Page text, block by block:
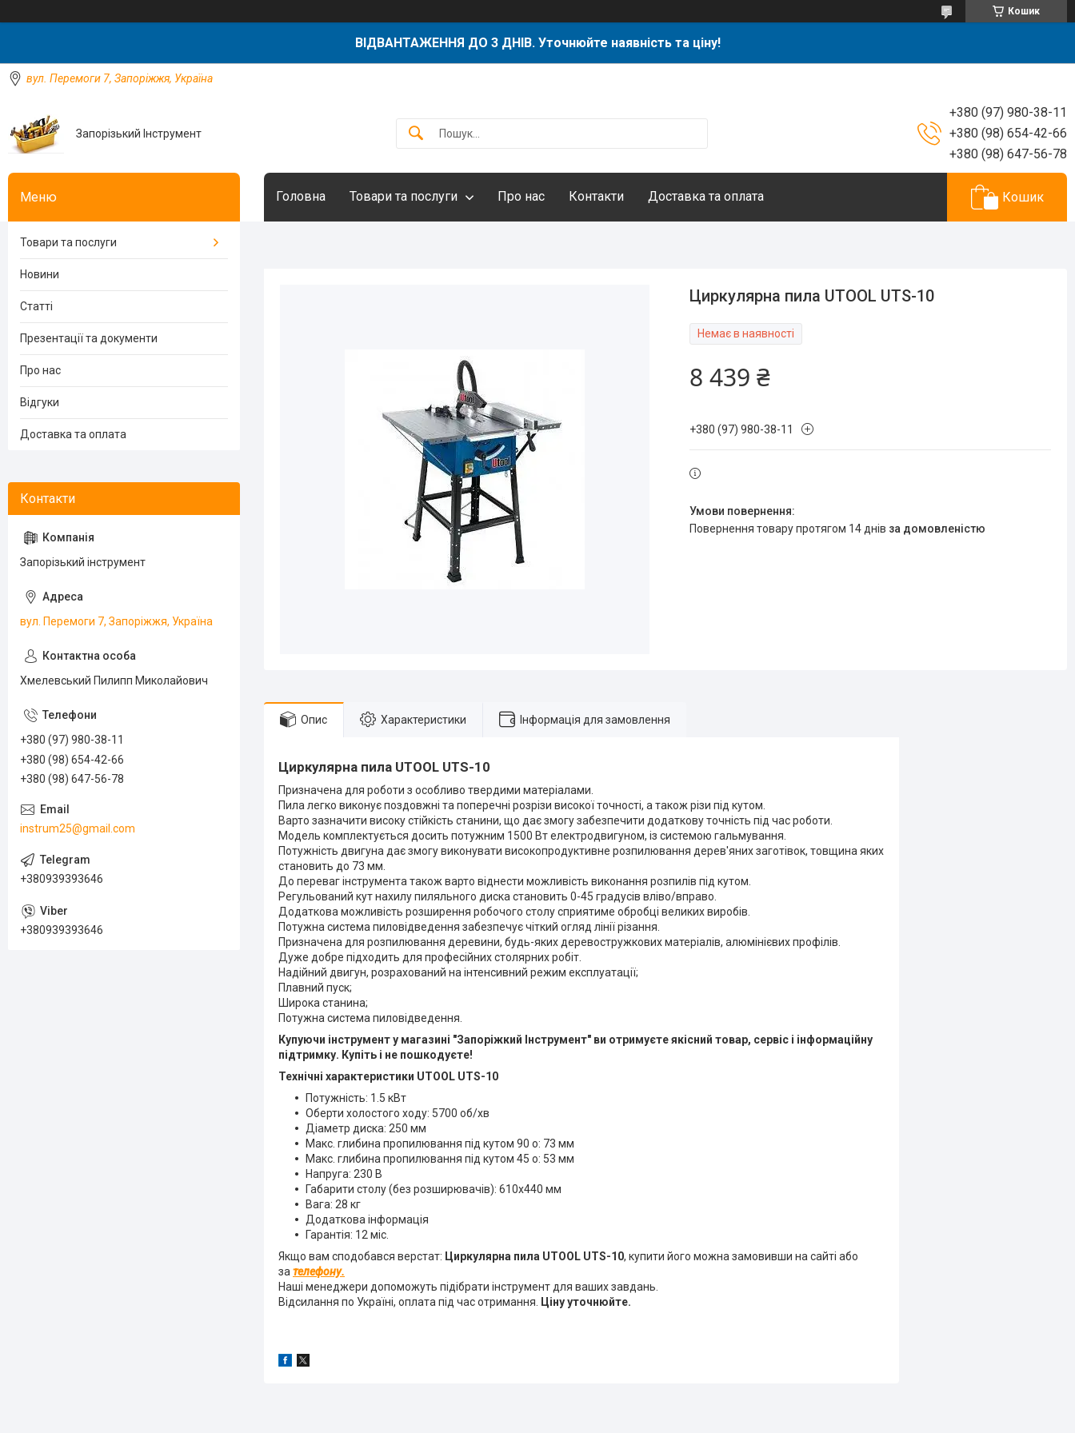
Кошик
ВІДВАНТАЖЕННЯ ДО 3 ДНІВ. Уточнюйте наявність та ціну!
вул. Перемоги 7, Запоріжжя, Україна
Запорізький Інструмент
+380 (97) 980-38-11
+380 (98) 654-42-66
+380 (98) 647-56-78
Головна Товари та послуги Про нас Контакти Доставка та оплата Кошик
Циркулярна пила UTOOL UTS-10
Немає в наявності
8 439 ₴
+380 (97) 980-38-11
повернення товару протягом 14 днів за домовленістю
Опис Характеристики Інформація для замовлення
Циркулярна пила UTOOL UTS-10
Призначена для роботи з особливо твердими матеріалами.
Пила легко виконує поздовжні та поперечні розрізи високої точності, а також різи під кутом.
Варто зазначити високу стійкість станини, що дає змогу забезпечити додаткову точність під час роботи.
Модель комплектується досить потужним 1500 Вт електродвигуном, із системою гальмування.
Потужність двигуна дає змогу виконувати високопродуктивне розпилювання дерев'яних заготівок, товщина яких
становить до 73 мм.
До переваг інструмента також варто віднести можливість виконання розпилів під кутом.
Регульований кут нахилу пиляльного диска становить 0-45 градусів вліво/вправо.
Додаткова можливість розширення робочого столу сприятиме обробці великих виробів.
Потужна система пиловідведення забезпечує чіткий огляд лінії різання.
Призначена для розпилювання деревини, будь-яких деревостружкових матеріалів, алюмінієвих профілів.
Дуже добре підходить для професійних столярних робіт.
Надійний двигун, розрахований на інтенсивний режим експлуатації;
Плавний пуск;
Широка станина;
Потужна система пиловідведення.
Купуючи інструменту магазині "Запоріжкий Інструмент" ви отримуєте якісний товар, сервіс і інформаційну
підтримку. Купіть і не пошкодуєте!
Технічні характеристики UTOOL UTS-10
Потужність: 1.5 кВт
Оберти холостого ходу: 5700 об/хв
Діаметр диска: 250 мм
Макс. глибина пропилювання під кутом 90 o: 73 мм
Макс. глибина пропилювання під кутом 45 o: 53 мм
Напруга: 230 В
Габарити столу (без розширювачів): 610x440 мм
Вага: 28 кг
Додаткова інформація
Гарантія: 12 міс.
Якщо вам сподобався верстат: Циркулярна пила UTOOL UTS-10, купити його можна замовивши на сайті або
за телефону.
Наші менеджери допоможуть підібрати інструмент для ваших завдань.
Відсилання по Україні, оплата під час отримання.
Ціну уточнюйте.
Товари та послуги
Новини
Статті
Презентації та документи
Про нас
Відгуки
Доставка та оплата
Запорізький інструмент
вул. Перемоги 7, Запоріжжя, Україна
Хмелевський Пилипп Миколайович
+380 (97) 980-38-11
+380 (98) 654-42-66
+380 (98) 647-56-78
instrum25@gmail.com
+380939393646
+380939393646